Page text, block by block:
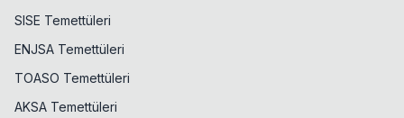
SISE Temettüleri
ENJSA Temettüleri
TOASO Temettüleri
AKSA Temettüleri